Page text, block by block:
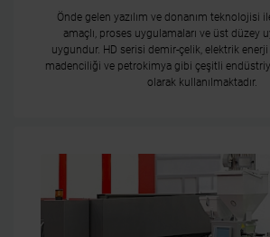
Önde gelen yazılım ve donanım teknolojisi
amaçlı, proses uygulamaları ve üst düzey
uygundur. HD serisi demir-çelik, elektrik
madenciliği ve petrokimya gibi çeşitli
olarak kullanılmaktadır.